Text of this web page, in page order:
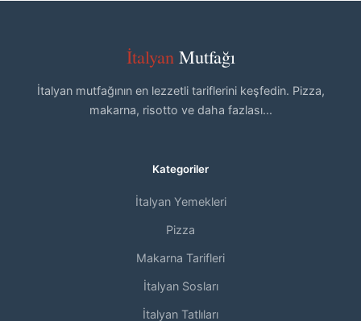
İtalyanMutfağı
İtalyan mutfağının en lezzetli tariflerini keşfedin. Pizza,
makarna, risotto ve daha fazlası...
Kategoriler
İtalyan Yemekleri
Pizza
Makarna Tarifleri
İtalyan Sosları
İtalyan Tatlıları